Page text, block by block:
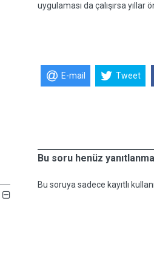
uygulaması da çalışırsa
E-mail Tweet
Bu soru henüz
Bu soruya sadece kayıtlı